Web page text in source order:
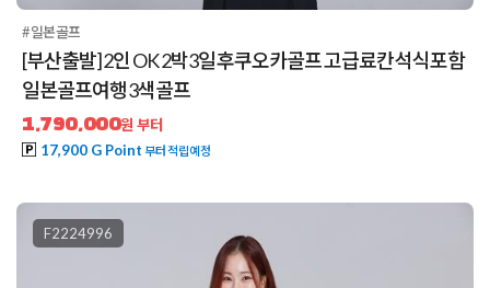
#일본골프
[부산출발] 2인 OK 2박3일 후쿠오카골프 고급료칸 석식포함
일본골프여행 3색골프
1,790,000원 부터
17,900 G Point 부터 적립예정
F2224996